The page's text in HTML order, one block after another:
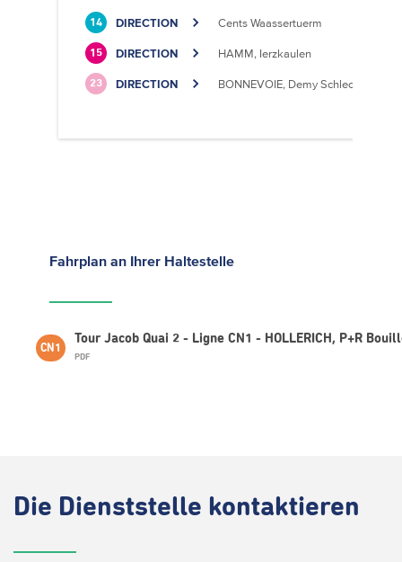
14 DIRECTION Cents Waassertuerm
15 DIRECTION HAMM, Ierzkaulen
23 DIRECTION BONNEVOIE, Demy Schlechter
Fahrplan an Ihrer Haltestelle
CN1
Tour Jacob Quai 2 - Ligne CN1 - HOLLERICH, P+R
PDF
Die Dienststelle kontaktieren